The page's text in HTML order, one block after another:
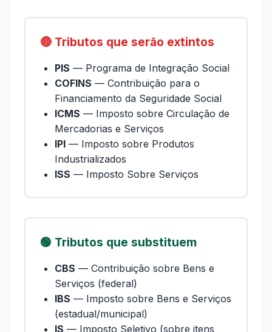
🔴 Tributos que serão extintos
PIS — Programa de Integração Social
COFINS — Contribuição para o
Financiamento da Seguridade Social
ICMS — Imposto sobre Circulação de
Mercadorias e Serviços
IPI — Imposto sobre Produtos
Industrializados
ISS — Imposto Sobre Serviços
🟢 Tributos que substituem
CBS — Contribuição sobre Bens e
Serviços (federal)
IBS — Imposto sobre Bens e Serviços
(estadual/municipal)
IS — Imposto Seletivo (sobre itens